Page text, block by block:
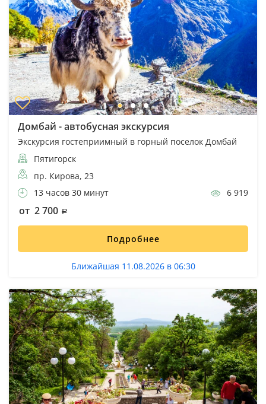
Домбай - автобусная экскурсия
Экскурсия гостеприимный в горный поселок Домбай
Пятигорск
пр. Кирова, 23
13 часов 30 минут
6 919
от 2 700
Подробнее
Ближайшая 11.08.2026 в 06:30